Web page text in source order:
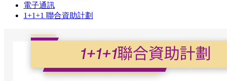
電子通訊
1+1+1 聯合資助計劃